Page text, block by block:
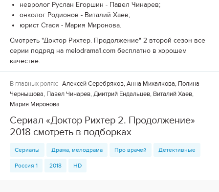
невролог Руслан Егоршин - Павел Чинарев;
онколог Родионов - Виталий Хаев;
юрист Стася - Мария Миронова.
Смотреть "Доктор Рихтер. Продолжение" 2 второй сезон все
серии подряд на melodrama1.com бесплатно в хорошем
качестве.
В главных ролях: Алексей Серебряков, Анна Михалкова, Полина
Чернышова, Павел Чинарев, Дмитрий Ендальцев, Виталий Хаев,
Мария Миронова
Сериал «Доктор Рихтер 2. Продолжение»
2018 смотреть в подборках
Сериалы Драма, мелодрама Про врачей Детективные
Россия 1 2018 HD